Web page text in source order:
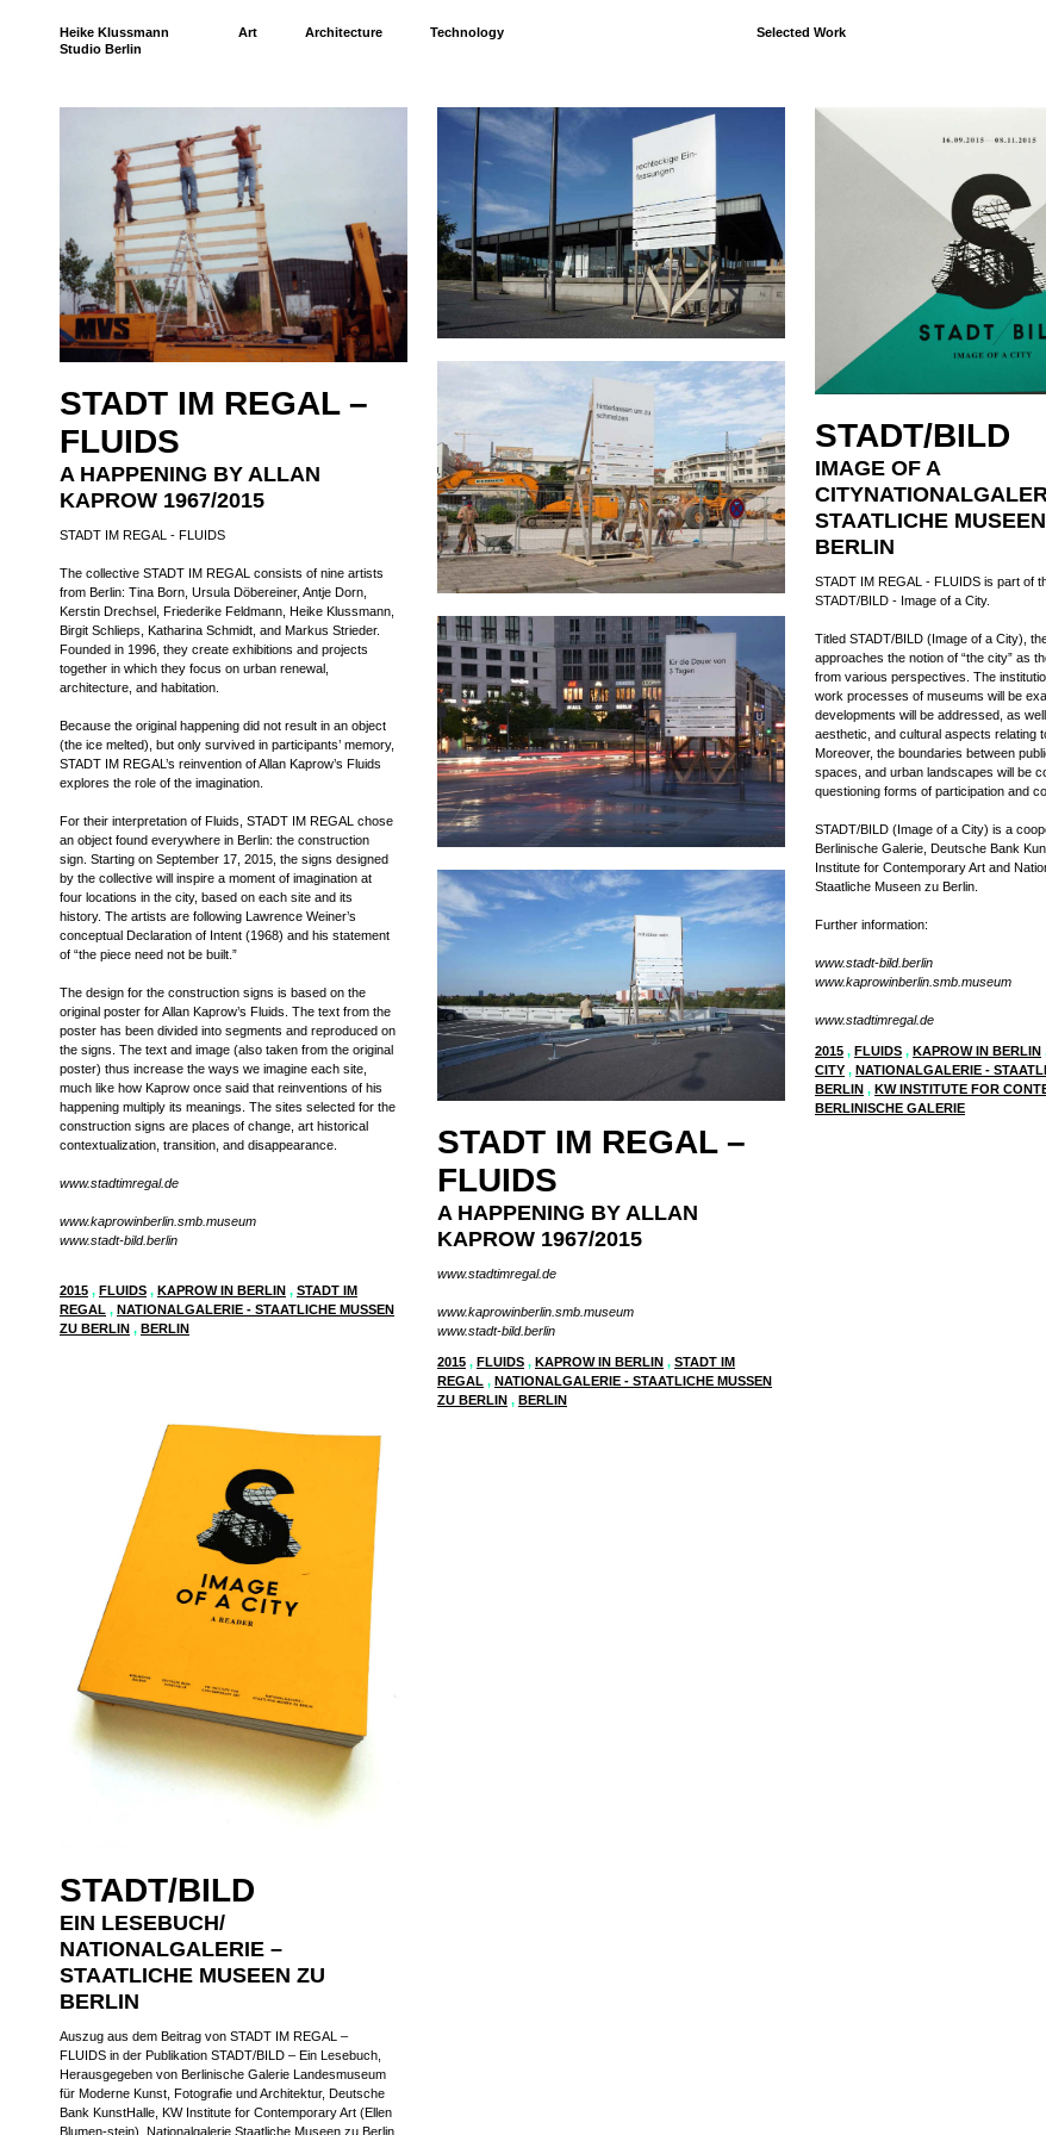
Selected Work
Heike Klussmann
Studio Berlin
Art Architecture Technology
STADT IM REGAL –
FLUIDS
A HAPPENING BY ALLAN
KAPROW 1967/2015
STADT IM REGAL - FLUIDS
The collective STADT IM REGAL consists of nine artists
from Berlin: Tina Born, Ursula Döbereiner, Antje Dorn,
Kerstin Drechsel, Friederike Feldmann, Heike Klussmann,
Birgit Schlieps, Katharina Schmidt, and Markus Strieder.
Founded in 1996, they create exhibitions and projects
together in which they focus on urban renewal,
architecture, and habitation.
Because the original happening did not result in an object
(the ice melted), but only survived in participants’ memory,
STADT IM REGAL’s reinvention of Allan Kaprow’s Fluids
explores the role of the imagination.
For their interpretation of Fluids, STADT IM REGAL chose
an object found everywhere in Berlin: the construction
sign. Starting on September 17, 2015, the signs designed
by the collective will inspire a moment of imagination at
four locations in the city, based on each site and its
history. The artists are following Lawrence Weiner’s
conceptual Declaration of Intent (1968) and his statement
of “the piece need not be built.”
The design for the construction signs is based on the
original poster for Allan Kaprow’s Fluids. The text from the
poster has been divided into segments and reproduced on
the signs. The text and image (also taken from the original
poster) thus increase the ways we imagine each site,
much like how Kaprow once said that reinventions of his
happening multiply its meanings. The sites selected for the
construction signs are places of change, art historical
contextualization, transition, and disappearance.
www.stadtimregal.de
www.kaprowinberlin.smb.museum
www.stadt-bild.berlin
2015 , FLUIDS , KAPROW IN BERLIN , STADT IM
REGAL , NATIONALGALERIE - STAATLICHE MUSSEN
ZU BERLIN , BERLIN
STADT IM REGAL –
FLUIDS
A HAPPENING BY ALLAN
KAPROW 1967/2015
www.stadtimregal.de
www.kaprowinberlin.smb.museum
www.stadt-bild.berlin
2015 , FLUIDS , KAPROW IN BERLIN , STADT IM
REGAL , NATIONALGALERIE - STAATLICHE MUSSEN
ZU BERLIN , BERLIN
STADT/BILD
IMAGE OF A
STAATLICHE
BERLIN
STADT IM REGAL - FLUIDS is part of
STADT/BILD - Image of a City.
Titled STADT/BILD (Image of a City),
approaches the notion of “the city” as
from various perspectives. The
work processes of museums will be
developments will be addressed, as
aesthetic, and cultural aspects relating
Moreover, the boundaries between
spaces, and urban landscapes will be
questioning forms of participation and
STADT/BILD (Image of a City) is a
Berlinische Galerie, Deutsche Bank
Institute for Contemporary Art and
Staatliche Museen zu Berlin.
Further information:
www.stadt-bild.berlin
www.kaprowinberlin.smb.museum
www.stadtimregal.de
2015 , FLUIDS , KAPROW IN BERLIN
CITY , NATIONALGALERIE -
BERLIN , KW INSTITUTE FOR
BERLINISCHE GALERIE
STADT/BILD
EIN LESEBUCH/
NATIONALGALERIE –
STAATLICHE MUSEEN ZU
BERLIN
Auszug aus dem Beitrag von STADT IM REGAL –
FLUIDS in der Publikation STADT/BILD – Ein Lesebuch,
Herausgegeben von Berlinische Galerie Landesmuseum
für Moderne Kunst, Fotografie und Architektur, Deutsche
Bank KunstHalle, KW Institute for Contemporary Art (Ellen
Blumen-stein), Nationalgalerie Staatliche Museen zu Berlin